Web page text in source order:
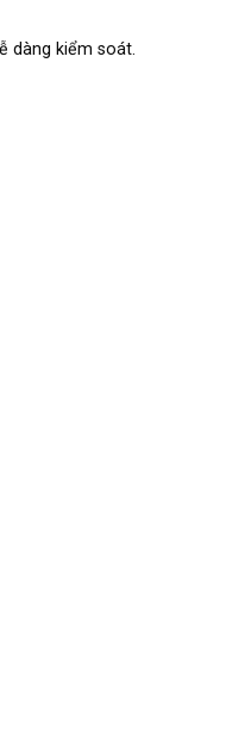
dàng kiểm soát.